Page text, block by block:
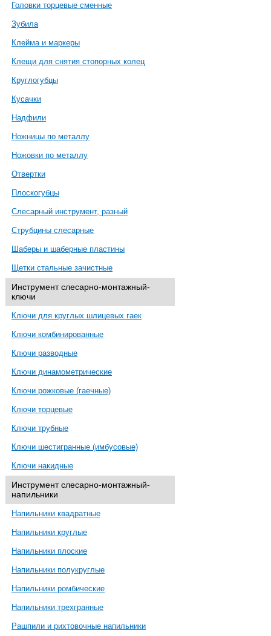
Головки торцевые сменные
Зубила
Клейма и маркеры
Клещи для снятия стопорных колец
Круглогубцы
Кусачки
Надфили
Ножницы по металлу
Ножовки по металлу
Отвертки
Плоскогубцы
Слесарный инструмент, разный
Струбцины слесарные
Шаберы и шаберные пластины
Щетки стальные зачистные
Инструмент слесарно-монтажный-
ключи
Ключи для круглых шлицевых гаек
Ключи комбинированные
Ключи разводные
Ключи динамометрические
Ключи рожковые (гаечные)
Ключи торцевые
Ключи трубные
Ключи шестигранные (имбусовые)
Ключи накидные
Инструмент слесарно-монтажный-
напильники
Напильники квадратные
Напильники круглые
Напильники плоские
Напильники полукруглые
Напильники ромбические
Напильники трехгранные
Рашпили и рихтовочные напильники